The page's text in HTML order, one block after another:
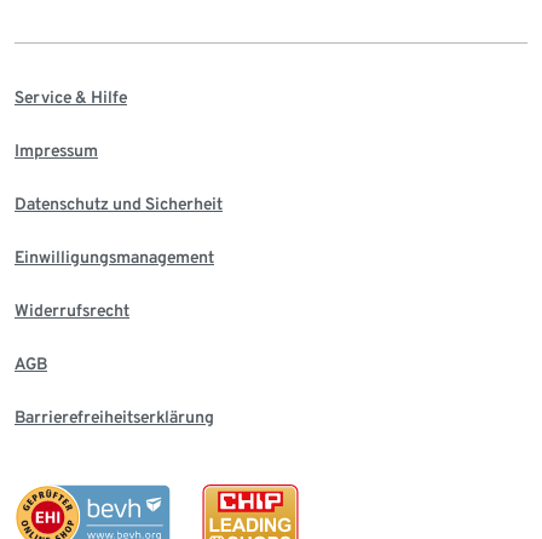
Service & Hilfe
Impressum
Datenschutz und Sicherheit
Einwilligungsmanagement
Widerrufsrecht
AGB
Barrierefreiheitserklärung